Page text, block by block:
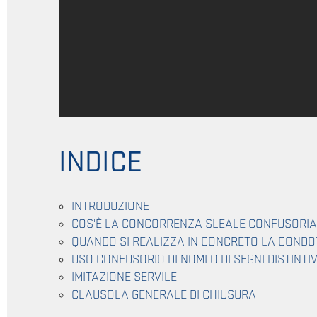
INDICE
INTRODUZIONE
COS'È LA CONCORRENZA SLEALE
QUANDO SI REALIZZA IN CONCRETO LA
USO CONFUSORIO DI NOMI O DI SEGNI
IMITAZIONE SERVILE
CLAUSOLA GENERALE DI CHIUSURA